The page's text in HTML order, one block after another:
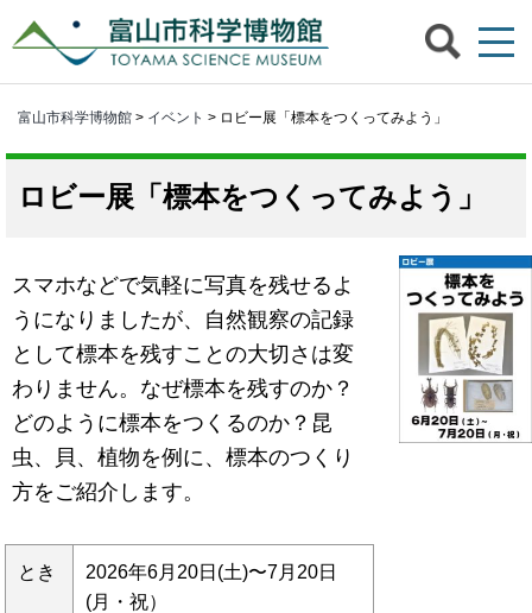
富山市科学博物館 > イベント > ロビー展「標本をつくってみよう」
ロビー展「標本をつくってみよう」
スマホなどで気軽に写真を残せるよ
うになりましたが、自然観察の記録
として標本を残すことの大切さは変
わりません。なぜ標本を残すのか？
どのように標本をつくるのか？昆
虫、貝、植物を例に、標本のつくり
方をご紹介します。
とき
2026年6月20日(土)〜7月20日
(月・祝）